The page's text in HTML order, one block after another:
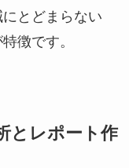
とどまらない
徴です。
とレポート作